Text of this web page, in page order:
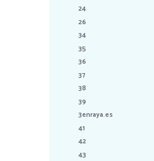
24
26
34
35
36
37
38
39
3enraya.es
41
42
43